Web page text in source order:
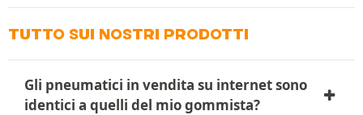
TUTTO SUI NOSTRI PRODOTTI
Gli pneumatici in vendita su internet sono
identici a quelli del mio gommista?